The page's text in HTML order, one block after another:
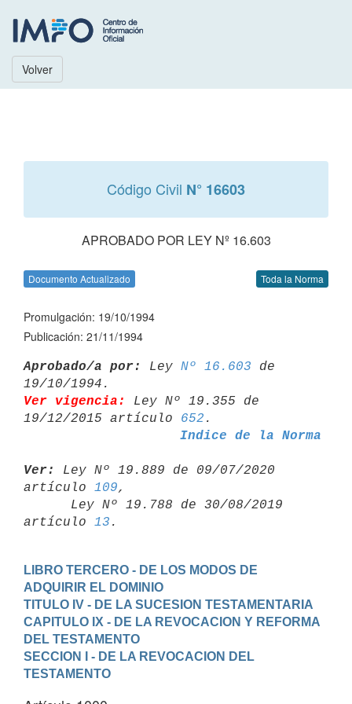
Volver
Código Civil N° 16603
APROBADO POR LEY Nº 16.603
Documento Actualizado Toda la Norma
Promulgación: 19/10/1994
Publicación: 21/11/1994
Aprobado/a por: Ley Nº 16.603 de
Ver vigencia:
Ley Nº 19.355 de
19/12/2015 artículo 652
Indice de la Norma
Ver:
Ley Nº 19.889 de 09/07/2020
artículo 109,
artículo 13
LIBRO TERCERO - DE LOS MODOS DE
ADQUIRIR EL DOMINIO
TITULO IV - DE LA SUCESION TESTAMENTARIA
CAPITULO IX - DE LA REVOCACION Y REFORMA
DEL TESTAMENTO
SECCION I - DE LA REVOCACION DEL
TESTAMENTO